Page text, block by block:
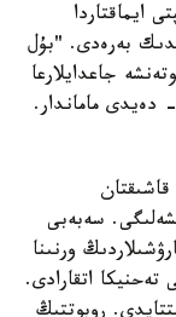
ايماقتاردا
بەرەدى. "بۇل
جاعدايلارعا
ماماندار.
سەبەبى
ورنىنا
اتقارادى.